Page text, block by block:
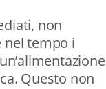
non
nel tempo i
Questo non